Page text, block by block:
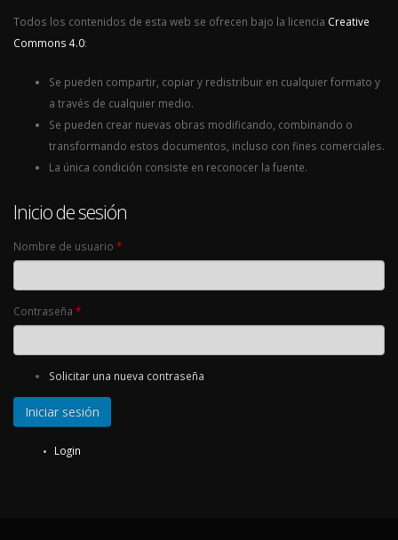
Todos los contenidos de esta web se ofrecen bajo la licencia Creative
Commons 4.0:
Se pueden compartir, copiar y redistribuir en cualquier formato y
a través de cualquier medio.
Se pueden crear nuevas obras modificando, combinando o
transformando estos documentos, incluso con fines comerciales.
La única condición consiste en reconocer la fuente.
Inicio de sesión
Nombre de usuario *
Contraseña *
Solicitar una nueva contraseña
Login